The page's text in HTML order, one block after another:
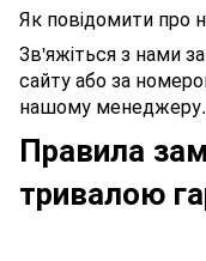
Як повідомити про
Зв'яжіться з нами
сайту або за
нашому менеджеру.
Правила
тривалою